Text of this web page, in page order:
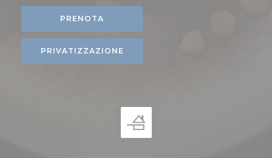
PRENOTA
PRIVATIZZAZIONE